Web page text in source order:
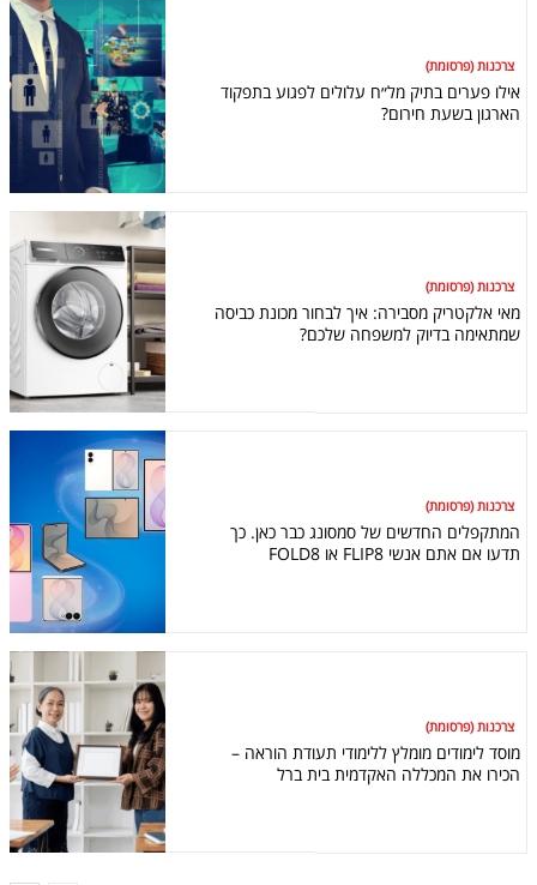
צרכנות (פרסומת)
אילו פערים בתיק מל״ח עלולים לפגוע בתפקוד
הארגון בשעת חירום?
צרכנות (פרסומת)
מאי אלקטריק מסבירה: איך לבחור מכונת כביסה
שמתאימה בדיוק למשפחה שלכם?
צרכנות (פרסומת)
המתקפלים החדשים של סמסונג כבר כאן. כך
תדעו אם אתם אנשי FLIP8 או FOLD8
צרכנות (פרסומת)
מוסד לימודים מומלץ ללימודי תעודת הוראה –
הכירו את המכללה האקדמית בית ברל